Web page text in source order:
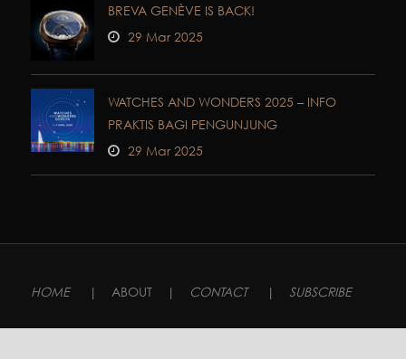
BREVA GENÈVE IS BACK!
29 Mar 2025
WATCHES AND WONDERS 2025 – INFO
PRAKTIS BAGI PENGUNJUNG
29 Mar 2025
HOME | ABOUT | CONTACT | SUBSCRIBE